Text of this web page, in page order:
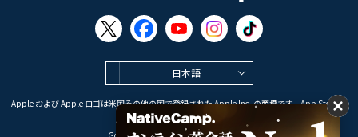
日本語
Apple および Apple ロゴは米国その他の国で登録された Apple Inc. の商標です。App Store は
Apple Inc. のサービスマークです。